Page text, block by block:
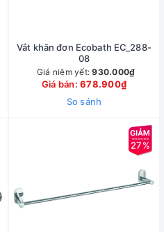
Vắt khăn đơn Ecobath EC_288-
08
Giá niêm yết:930.000₫
Giá bán:678.900₫
So sánh
27%